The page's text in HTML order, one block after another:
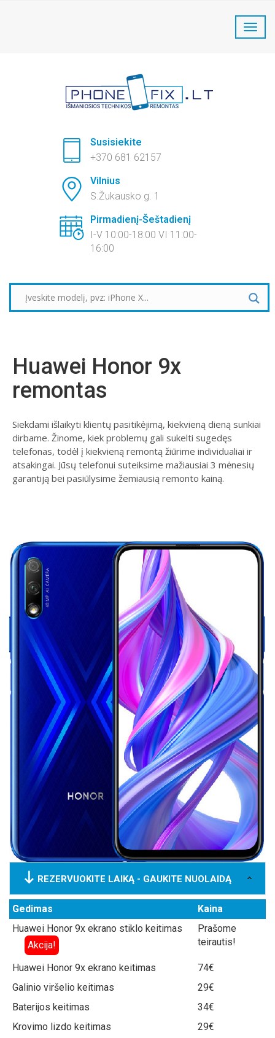
+370 681 62157
Susisiekite
+370 681 62157
Vilnius
S.Žukausko g. 1
Pirmadienį-Šeštadienį
I-V 10:00-18:00 VI 11:00-
16:00
Huawei Honor 9x
remontas
Siekdami išlaikyti klientų pasitikėjimą, kiekvieną dieną sunkiai
dirbame. Žinome, kiek problemų gali sukelti sugedęs
telefonas, todėl į kiekvieną remontą žiūrime individualiai ir
atsakingai. Jūsų telefonui suteiksime mažiausiai 3 mėnesių
garantiją bei pasiūlysime žemiausią remonto kainą.
REZERVUOKITE LAIKĄ - GAUKITE NUOLAIDĄ
Gedimas
Kaina
Huawei Honor 9x ekrano stiklo keitimas
Akcija!
Prašome
teirautis!
Huawei Honor 9x ekrano keitimas
74€
Galinio viršelio keitimas
29€
Baterijos keitimas
34€
Krovimo lizdo keitimas
29€